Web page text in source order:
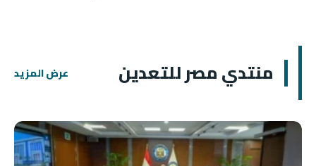
منتدي مصر للتعدين عرض المزيد